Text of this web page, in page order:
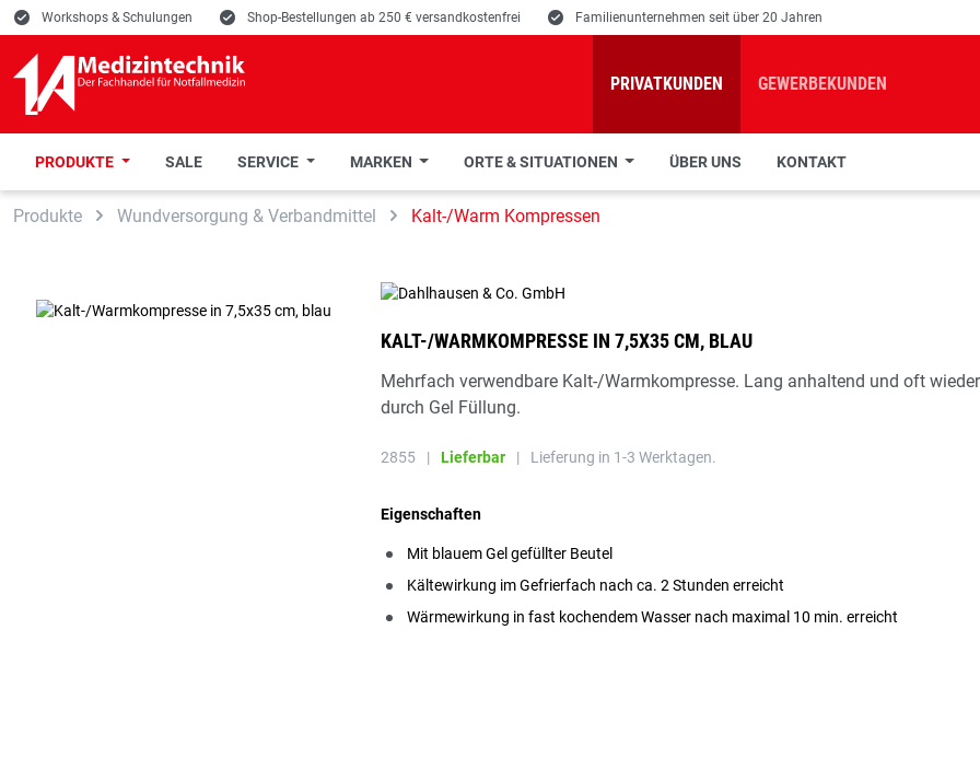
Zur Suche springen
Zur Hauptnavigation springen
E Workshops & Schulungen E Shop-Bestellungen ab 250 € versandkostenfrei E Familienunternehmen seit über 20 Jahren
PRIVATKUNDEN GEWERBEKUNDEN
PRODUKTE SALE SERVICE MARKEN ORTE & SITUATIONEN ÜBER UNS KONTAKT
Produkte Wundversorgung & Verbandmittel Kalt-/Warm Kompressen
KALT-/WARMKOMPRESSE IN 7,5X35 CM, BLAU
Mehrfach verwendbare Kalt-/Warmkompresse. Lang anhaltend und oft
durch Gel Füllung.
2855 | Lieferbar | Lieferung in 1-3 Werktagen.
Eigenschaften
Mit blauem Gel gefüllter Beutel
Kältewirkung im Gefrierfach nach ca. 2 Stunden erreicht
Wärmewirkung in fast kochendem Wasser nach maximal 10 min. erreicht